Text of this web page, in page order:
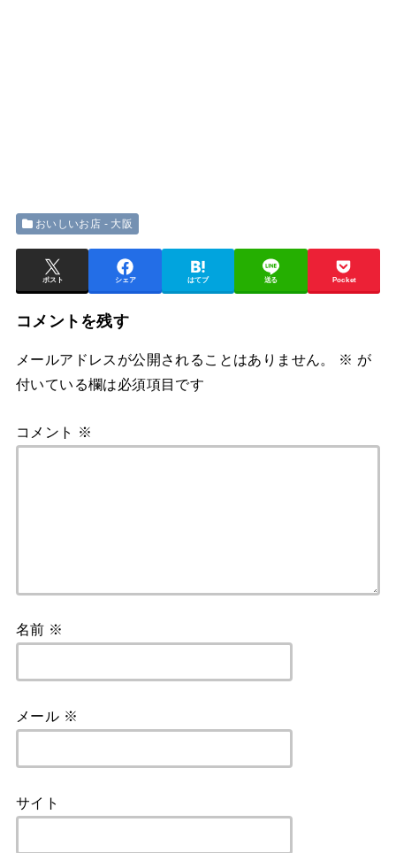
おいしいお店 - 大阪
ポスト シェア はてブ 送る Pocket
コメントを残す
メールアドレスが公開されることはありません。 ※ が
付いている欄は必須項目です
コメント ※
名前 ※
メール ※
サイト